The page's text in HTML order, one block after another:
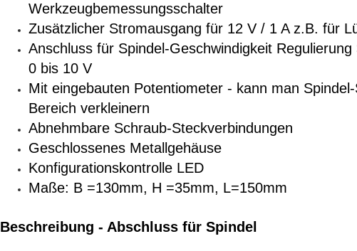
Werkzeugbemessungsschalter
Zusätzlicher Stromausgang für 12 V / 1 A z.B. für
Anschluss für Spindel-Geschwindigkeit Regulierung
0 bis 10 V
Mit eingebauten Potentiometer - kann man Spindel-
Bereich verkleinern
Abnehmbare Schraub-Steckverbindungen
Geschlossenes Metallgehäuse
Konfigurationskontrolle LED
Maße: B =130mm, H =35mm, L=150mm
Beschreibung - Abschluss für Spindel